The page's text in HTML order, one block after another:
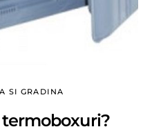
SI GRADINA